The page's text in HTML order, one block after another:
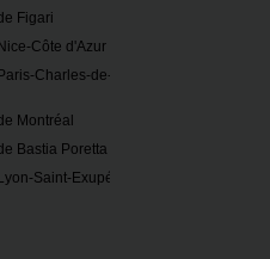
Figari
Côte d'Azur
Charles-de-
Montréal
Bastia Poretta
Saint-Exupéry